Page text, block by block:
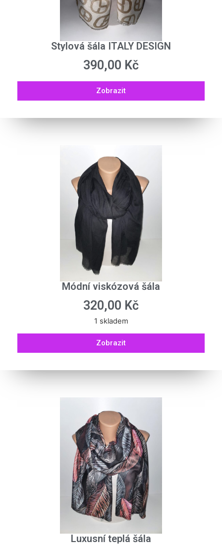
Stylová šála ITALY DESIGN
390,00 Kč
Zobrazit
Módní viskózová šála
320,00 Kč
1 skladem
Zobrazit
Luxusní teplá šála